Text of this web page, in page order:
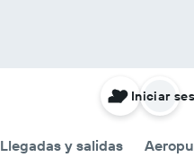
Llegadas y salidas
Iniciar